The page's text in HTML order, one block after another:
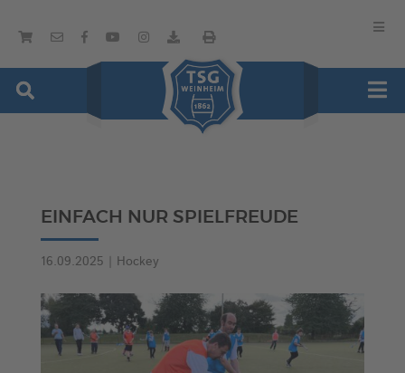
EINFACH NUR SPIELFREUDE
16.09.2025 Hockey